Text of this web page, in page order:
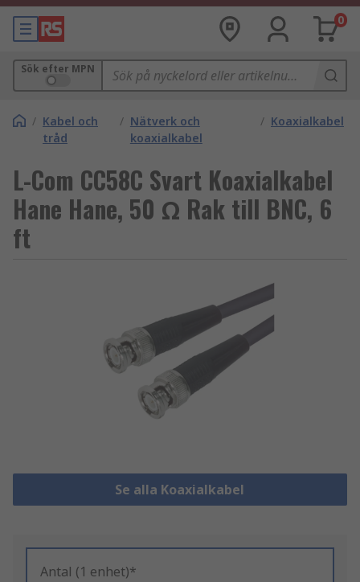
0
Sök efter MPN
/ Kabel och
tråd
/ Nätverk och
koaxialkabel
/ Koaxialkabel
L-Com CC58C Svart Koaxialkabel
Hane Hane, 50 Ω Rak till BNC, 6
ft
Se alla Koaxialkabel
Antal (1 enhet)*